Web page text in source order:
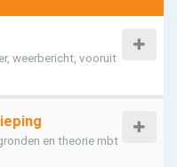
weerbericht, vooruit
en theorie mbt